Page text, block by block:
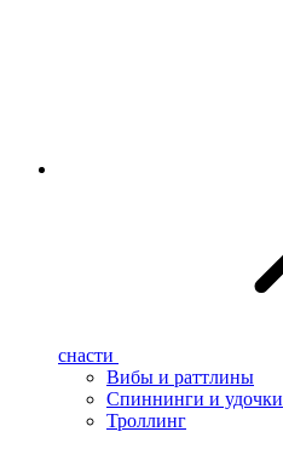
снасти
Вибы и раттлины
Спиннинги и удочки
Троллинг